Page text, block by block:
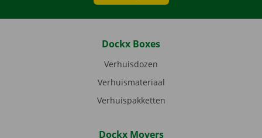
Dockx Boxes
Verhuisdozen
Verhuismateriaal
Verhuispakketten
Dockx Movers